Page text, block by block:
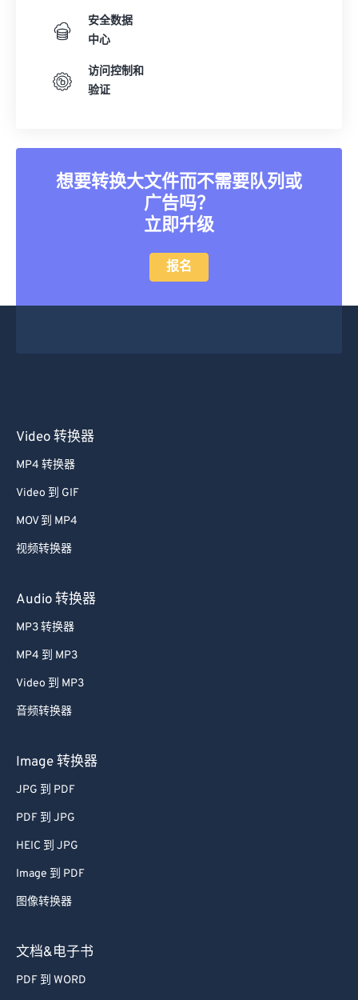
安全数据
中心
访问控制和
验证
想要转换大文件而不需要队列或
广告吗？
立即升级
报名
Video 转换器
MP4 转换器
Video 到 GIF
MOV 到 MP4
视频转换器
Audio 转换器
MP3 转换器
MP4 到 MP3
Video 到 MP3
音频转换器
Image 转换器
JPG 到 PDF
PDF 到 JPG
HEIC 到 JPG
Image 到 PDF
图像转换器
文档&电子书
PDF 到 WORD